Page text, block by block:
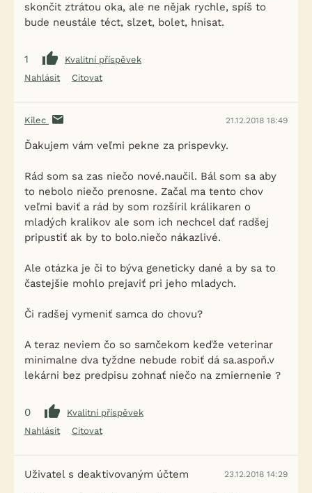
skončit ztrátou oka, ale ne nějak rychle, spíš to
bude neustále téct, slzet, bolet, hnisat.
1
Kvalitní příspěvek
Nahlásit
Citovat
Kilec 21.12.2018 18:49
Ďakujem vám veľmi pekne za prispevky.
Rád som sa zas niečo nové.naučil. Bál som sa aby
to nebolo niečo prenosne. Začal ma tento chov
veľmi baviť a rád by som rozšíril králikaren o
mladých kralikov ale som ich nechcel dať radšej
pripustiť ak by to bolo.niečo nákazlivé.
Ale otázka je či to býva geneticky dané a by sa to
častejšie mohlo prejaviť pri jeho mladych.
Či radšej vymeniť samca do chovu?
A teraz neviem čo so samčekom keďže veterinar
minimalne dva tyždne nebude robiť dá sa.aspoň.v
lekárni bez predpisu zohnať niečo na zmiernenie ?
0
Kvalitní příspěvek
Nahlásit
Citovat
Uživatel s deaktivovaným účtem 23.12.2018 14:29